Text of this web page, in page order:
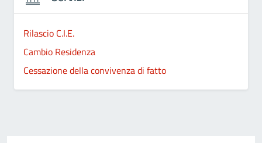
Rilascio C.I.E.
Cambio Residenza
Cessazione della convivenza di fatto